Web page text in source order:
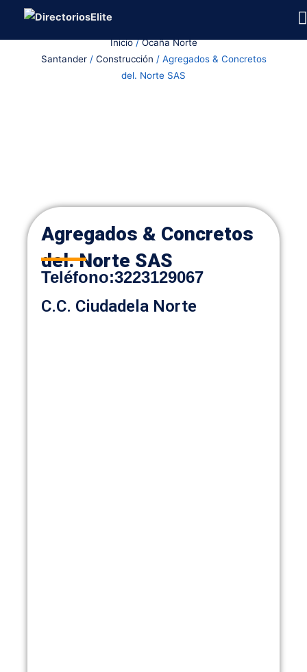
Inicio/Ocaña Norte
Santander/ Construcción / Agregados & Concretos
del. Norte SAS
Agregados & Concretos
del. Norte SAS
Teléfono:3223129067
C.C. Ciudadela Norte